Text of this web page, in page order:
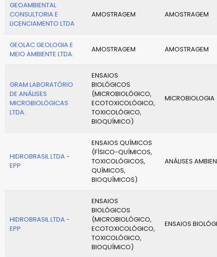
GEOAMBIENTAL
CONSULTORIA E
LICENCIAMENTO LTDA
AMOSTRAGEM AMOSTRAGEM
GEOLAC GEOLOGIA E
MEIO AMBIENTE LTDA.
AMOSTRAGEM AMOSTRAGEM
GRAM LABORATÓRIO
DE ANÁLISES
MICROBIOLÓGICAS
LTDA.
ENSAIOS
BIOLÓGICOS
(MICROBIOLÓGICO,
ECOTOXICOLÓGICO,
TOXICOLÓGICO,
BIOQUÍMICO)
MICROBIOLOGIA
HIDROBRASIL LTDA -
EPP
ENSAIOS QUÍMICOS
(FÍSICO-QUÍMICOS,
TOXICOLÓGICOS,
QUÍMICOS,
BIOQUÍMICOS)
ANÁLISES
HIDROBRASIL LTDA -
EPP
ENSAIOS
BIOLÓGICOS
(MICROBIOLÓGICO,
ECOTOXICOLÓGICO,
TOXICOLÓGICO,
BIOQUÍMICO)
ENSAIOS